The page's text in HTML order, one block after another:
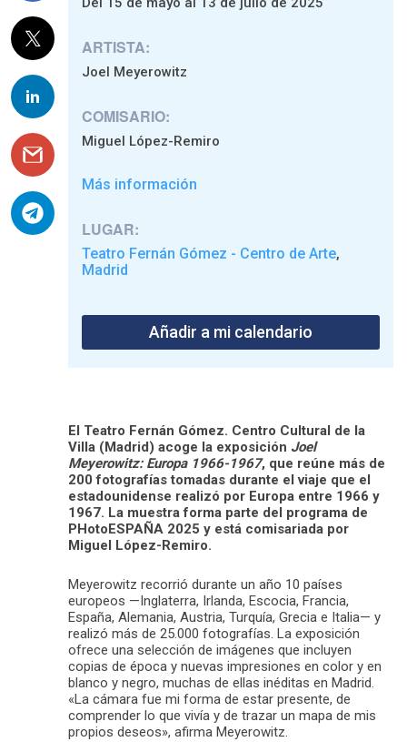
ARTISTA:
Joel Meyerowitz
COMISARIO:
Miguel López-Remiro
Más información
LUGAR:
Teatro Fernán Gómez - Centro de Arte,
Madrid
Añadir a mi calendario
El Teatro Fernán Gómez. Centro Cultural de la
Villa (Madrid) acoge la exposición Joel
Meyerowitz: Europa 1966-1967, que reúne más de
200 fotografías tomadas durante el viaje que el
estadounidense realizó por Europa entre 1966 y
1967. La muestra forma parte del programa de
PHotoESPAÑA 2025 y está comisariada por
Miguel López-Remiro.
Meyerowitz recorrió durante un año 10 países
europeos —Inglaterra, Irlanda, Escocia, Francia,
España, Alemania, Austria, Turquía, Grecia e Italia— y
realizó más de 25.000 fotografías. La exposición
ofrece una selección de imágenes que incluyen
copias de época y nuevas impresiones en color y en
blanco y negro, muchas de ellas inéditas en Madrid.
«La cámara fue mi forma de estar presente, de
comprender lo que vivía y de trazar un mapa de mis
propios deseos», afirma Meyerowitz.